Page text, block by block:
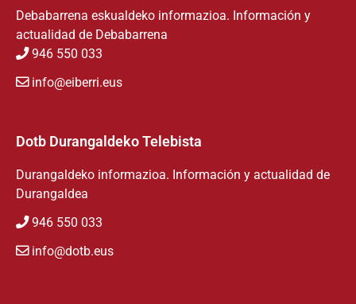
Debabarrena eskualdeko informazioa. Información y
actualidad de Debabarrena
946 550 033
info@eiberri.eus
Dotb Durangaldeko Telebista
Durangaldeko informazioa. Información y actualidad de
Durangaldea
946 550 033
info@dotb.eus